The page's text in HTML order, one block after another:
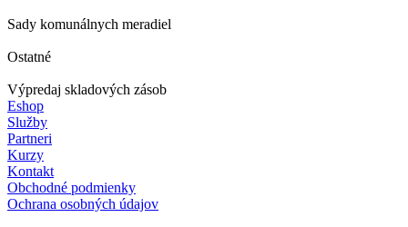
Sady komunálnych meradiel
Ostatné
Výpredaj skladových zásob
Eshop
Služby
Partneri
Kurzy
Kontakt
Obchodné podmienky
Ochrana osobných údajov